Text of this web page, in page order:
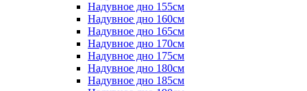
Надувное дно 155см
Надувное дно 160см
Надувное дно 165см
Надувное дно 170см
Надувное дно 175см
Надувное дно 180см
Надувное дно 185см